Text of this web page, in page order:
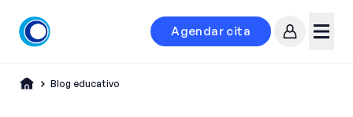
Agendar cita
Blog educativo